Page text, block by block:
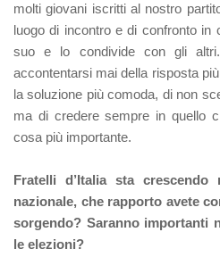
molti giovani iscritti al nostro
luogo di incontro e di confronto in
suo e lo condivide con gli
accontentarsi mai della risposta
la soluzione più comoda, di non
ma di credere sempre in quello
cosa più importante.
Fratelli d’Italia sta
nazionale, che rapporto avete
sorgendo? Saranno importanti
le elezioni?